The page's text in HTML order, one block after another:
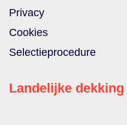
Privacy
Cookies
Selectieprocedure
Landelijke dekking